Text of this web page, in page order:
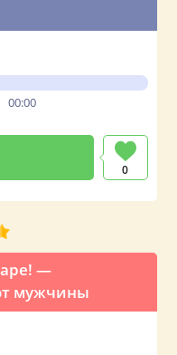
00:00
0
—
мужчины